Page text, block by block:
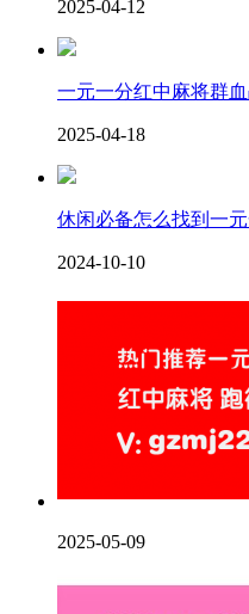
2025-04-12
一元一分红中麻将群
2025-04-18
休闲必备怎么找到一
2024-10-10
2025-05-09